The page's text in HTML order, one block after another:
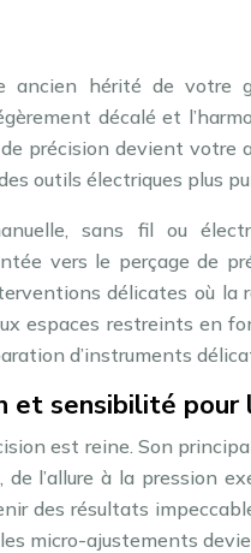
ancien hérité de votre
décalé et
précision devient votre
outils électriques plus
sans fil ou
vers le perçage de
délicates où la
espaces restreints en
d’instruments
et sensibilité pour
est reine. Son
l’allure à la pression
des résultats
micro-ajustements